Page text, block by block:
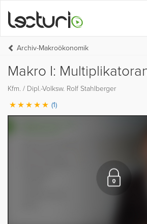
Archiv-Makroökonomik
Makro I:
Kfm. / Dipl.-Volksw. Rolf Stahlberger
(1)